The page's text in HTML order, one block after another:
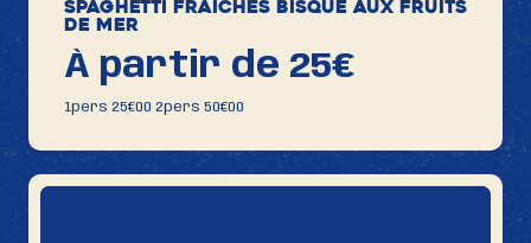
Spaghetti fraîches bisqué aux Fruits
de mer
À partir de 25€
1pers 25€00 2pers 50€00